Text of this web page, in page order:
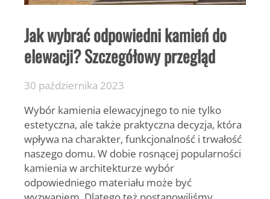
Jak wybrać odpowiedni kamień do
elewacji? Szczegółowy przegląd
30 października 2023
Wybór kamienia elewacyjnego to nie tylko
estetyczna, ale także praktyczna decyzja, która
wpływa na charakter, funkcjonalność i trwałość
naszego domu. W dobie rosnącej popularności
kamienia w architekturze wybór
odpowiedniego materiału może być